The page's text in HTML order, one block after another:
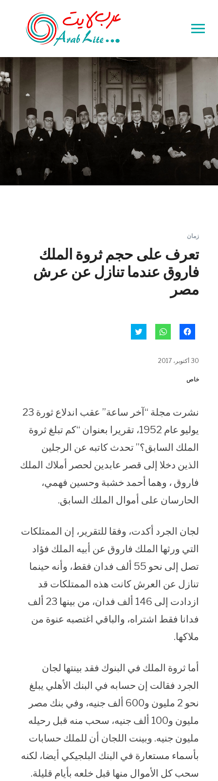
Toggle
&
navigation
زمان
تعرف على حجم ثروة الملك
فاروق عندما تنازل عن عرش
مصر
للمشاركة
في
للمشاركة
في 30 أكتوبر، 2017
خاص
نشرت مجلة “آخر ساعة” عقب اندلاع ثورة 23
يوليو عام 1952، تقريرا بعنوان “كم تبلغ ثروة
الملك السابق؟” تحدث كاتبه عن الرجلين
الذين دخلا إلى قصر عابدين لحصر أملاك الملك
فاروق ، وهما أحمد خشبة وحسين فهمي،
الحارسان على أموال الملك السابق.
لجان الجرد أكدت، وفقا للتقرير، إن الممتلكات
التي ورثها الملك فاروق عن أبيه الملك فؤاد
تصل إلى نحو 55 ألف فدان فقط، وأنه حينما
تنازل عن العرش كانت هذه الممتلكات قد
ازدادت إلى 146 ألف فدان، من بينها 23 ألف
فدانا فقط اشتراه، والباقي اغتصبه عنوة من
ملاكها.
أما ثروة الملك في البنوك فقد بينتها لجان
الجرد فقالت إن حسابه في البنك الأهلي يبلغ
نحو 2 مليون و600 ألف جنيه، وفي بنك مصر
مليون و100 ألف جنيه، سحب منه قبل رحيله
مليون جنيه. وبينت اللجان أن للملك حسابات
بأسماء مستعارة في البنك البلجيكي أيضا، لكنه
سحب كل الأموال منها قبل خلعه بأيام قليلة.